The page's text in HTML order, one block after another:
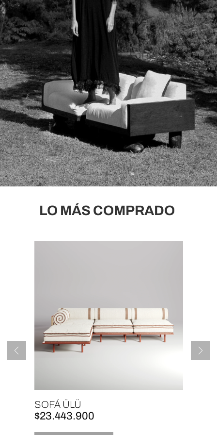
LO MÁS COMPRADO
SOFÁ ÜLÜ
$23.443.900